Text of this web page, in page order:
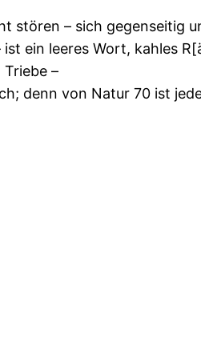
stören – sich gegenseitig
ein leeres Wort, kahles
–
denn von Natur 70 ist